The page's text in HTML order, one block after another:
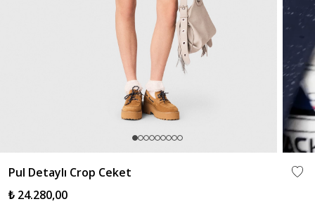
Pul Detaylı Crop Ceket
₺ 24.280,00